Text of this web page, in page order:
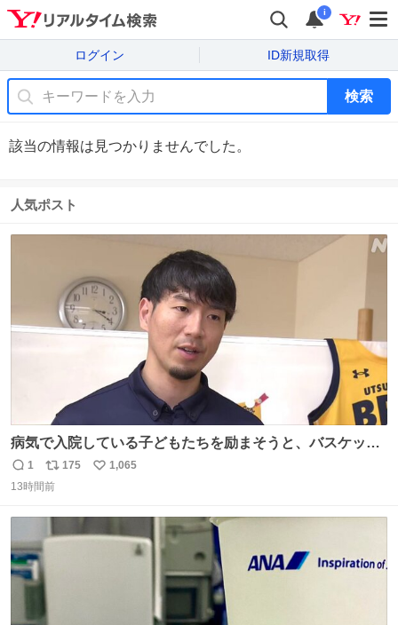
i
ログイン ID新規取得
検索
該当の情報は見つかりませんでした。
人気ポスト
病気で入院している子どもたちを励まそうと、バスケット
ボール・宇都宮ブレックスに所属する比江島慎選手が下野
市の病院を訪問して交流しました。
返
信
1
リ
ポ
175
い
1,065
13時間前